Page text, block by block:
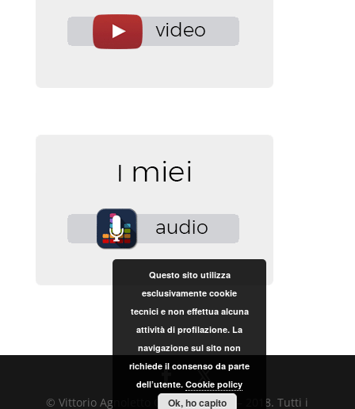
© Vittorio Agnoletto Copyright 2017 – 2018. Tutti i
Questo sito utilizza
esclusivamente cookie
tecnici e non effettua alcuna
attività di profilazione. La
navigazione sul sito non
richiede il consenso da parte
dell’utente. Cookie policy
Ok, ho capito